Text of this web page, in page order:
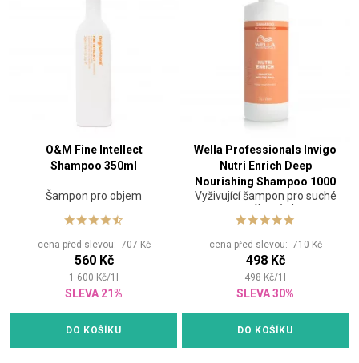
O&M Fine Intellect
Shampoo 350ml
Šampon pro objem
cena před slevou:707 Kč
560 Kč
1 600 Kč/1
SLEVA 21%
DO KOŠÍKU
Wella Professionals Invigo
Nutri Enrich Deep
Nourishing Shampoo 1000
ml NEW
Vyživující šampon pro suché
a namáhané vlasy
cena před slevou:710 Kč
498 Kč
498 Kč/1
SLEVA 30%
DO KOŠÍKU